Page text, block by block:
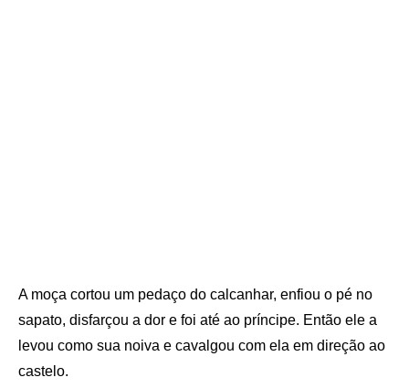
A moça cortou um pedaço do calcanhar, enfiou o pé no
sapato, disfarçou a dor e foi até ao príncipe. Então ele a
levou como sua noiva e cavalgou com ela em direção ao
castelo.